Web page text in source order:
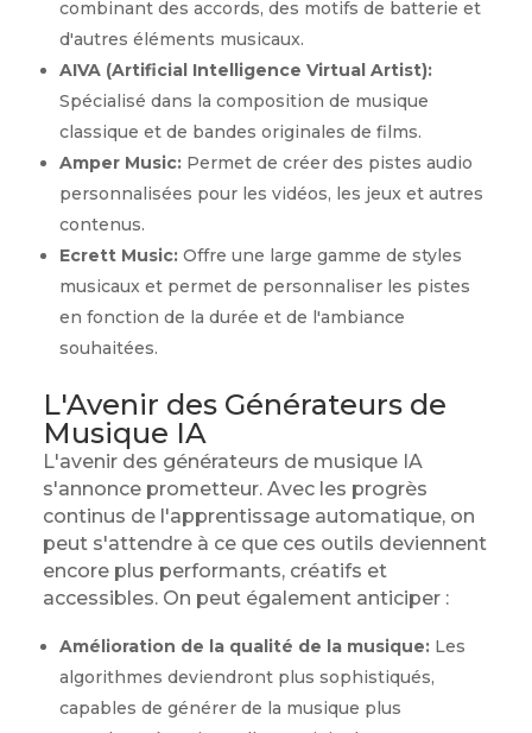
combinant des accords, des motifs de batterie et
d'autres éléments musicaux.
AIVA (Artificial Intelligence Virtual Artist):
Spécialisé dans la composition de musique
classique et de bandes originales de films.
Amper Music:Permet de créer des pistes audio
personnalisées pour les vidéos, les jeux et autres
contenus.
Ecrett Music:Offre une large gamme de styles
musicaux et permet de personnaliser les pistes
en fonction de la durée et de l'ambiance
souhaitées.
L'Avenir des Générateurs de
Musique IA
L'avenir des générateurs de musique IA
s'annonce prometteur. Avec les progrès
continus de l'apprentissage automatique, on
peut s'attendre à ce que ces outils deviennent
encore plus performants, créatifs et
accessibles. On peut également anticiper :
Amélioration de la qualité de la musique:Les
algorithmes deviendront plus sophistiqués,
capables de générer de la musique plus